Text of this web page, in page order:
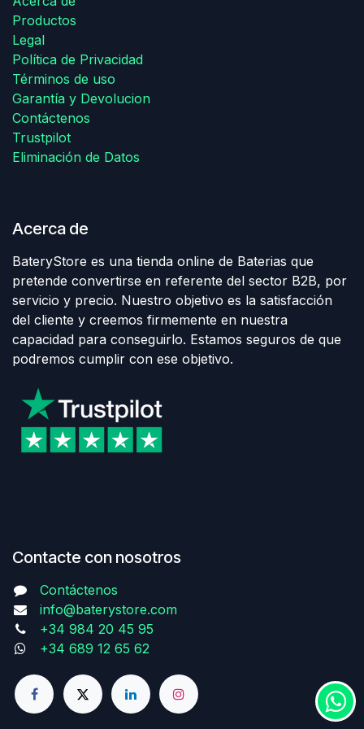
Productos
Legal
Política de Privacidad
Términos de uso
Garantía y Devolucion
Contáctenos
Trustpilot
Eliminación de Datos
Acerca de
BateryStore es una tienda online de Baterias que
pretende convertirse en referente del sector B2B, por
servicio y precio. Nuestro objetivo es la satisfacción
del cliente y creemos firmemente en nuestra
capacidad para conseguirlo. Estamos seguros de que
podremos cumplir con ese objetivo.
Contacte con nosotros
Contáctenos
info@baterystore.com
+34 984 20 45 95
+34 689 12 65 62